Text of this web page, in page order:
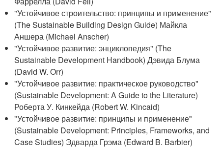
"Устойчивое строительство: принципы и применение"
(The Sustainable Building Design Guide) Майкла
Аншера (Michael Anscher)
"Устойчивое развитие: энциклопедия" (The
Sustainable Development Handbook) Дэвида Блума
(David W. Orr)
"Устойчивое развитие: практическое руководство"
(Sustainable Development: A Guide to the Literature)
Роберта У. Кинкейда (Robert W. Kincaid)
"Устойчивое развитие: принципы и применение"
(Sustainable Development: Principles, Frameworks, and
Case Studies) Эдварда Грэма (Edward B. Barbier)